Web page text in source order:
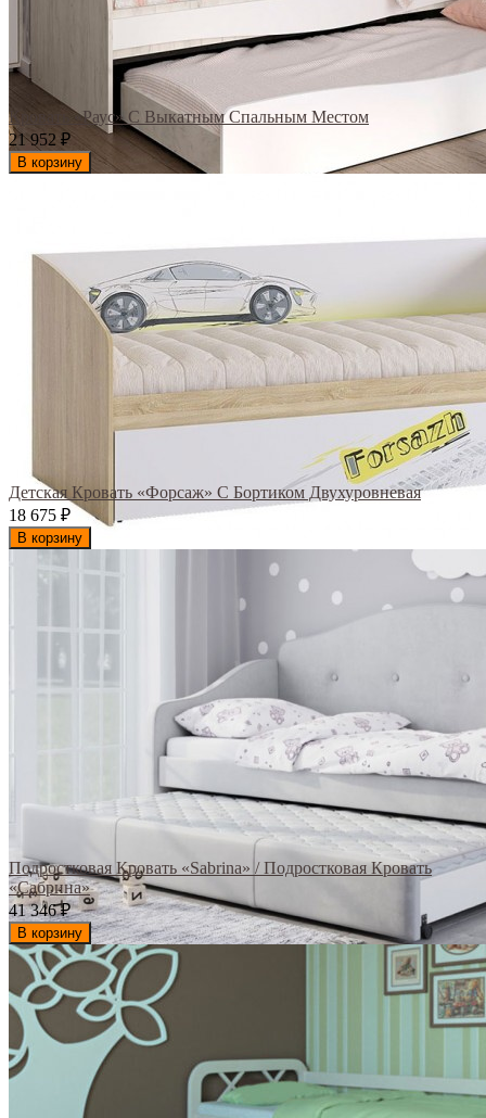
Кровать «Раус» С Выкатным Спальным Местом
21 952 ₽
В корзину
Детская Кровать «Форсаж» С Бортиком Двухуровневая
18 675 ₽
В корзину
Подростковая Кровать «Sabrina» / Подростковая Кровать
«Сабрина»
41 346₽
В корзину